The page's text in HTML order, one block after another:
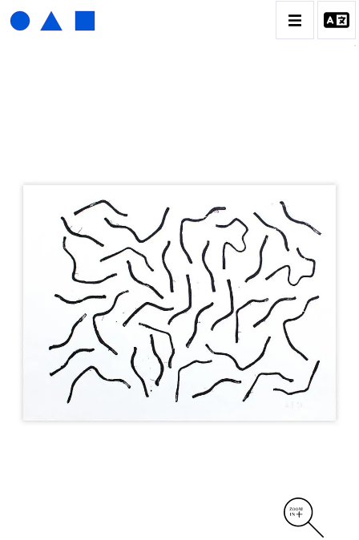
CATALOGUE DES OEUVRES
01_SCULPTURE
02_PHOTOGRAPHIQUE
03_COLLAGES
04_DESSINS
05_MONOTYPE
06_ARCHIVES
CONTACT